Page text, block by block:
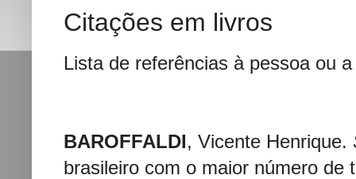
Citações em livros
Lista de referências à pessoa ou
BAROFFALDI, Vicente Henrique.
brasileiro com o maior número